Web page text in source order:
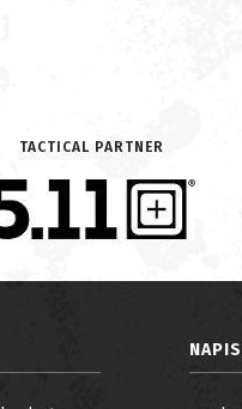
TACTICAL PARTNER